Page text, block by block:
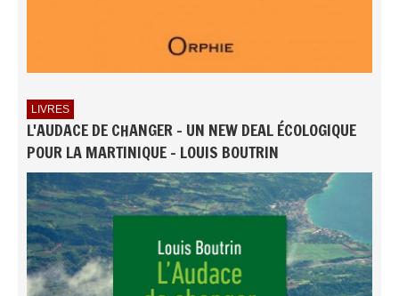
LIVRES
L'AUDACE DE CHANGER - UN NEW DEAL ÉCOLOGIQUE
POUR LA MARTINIQUE - LOUIS BOUTRIN